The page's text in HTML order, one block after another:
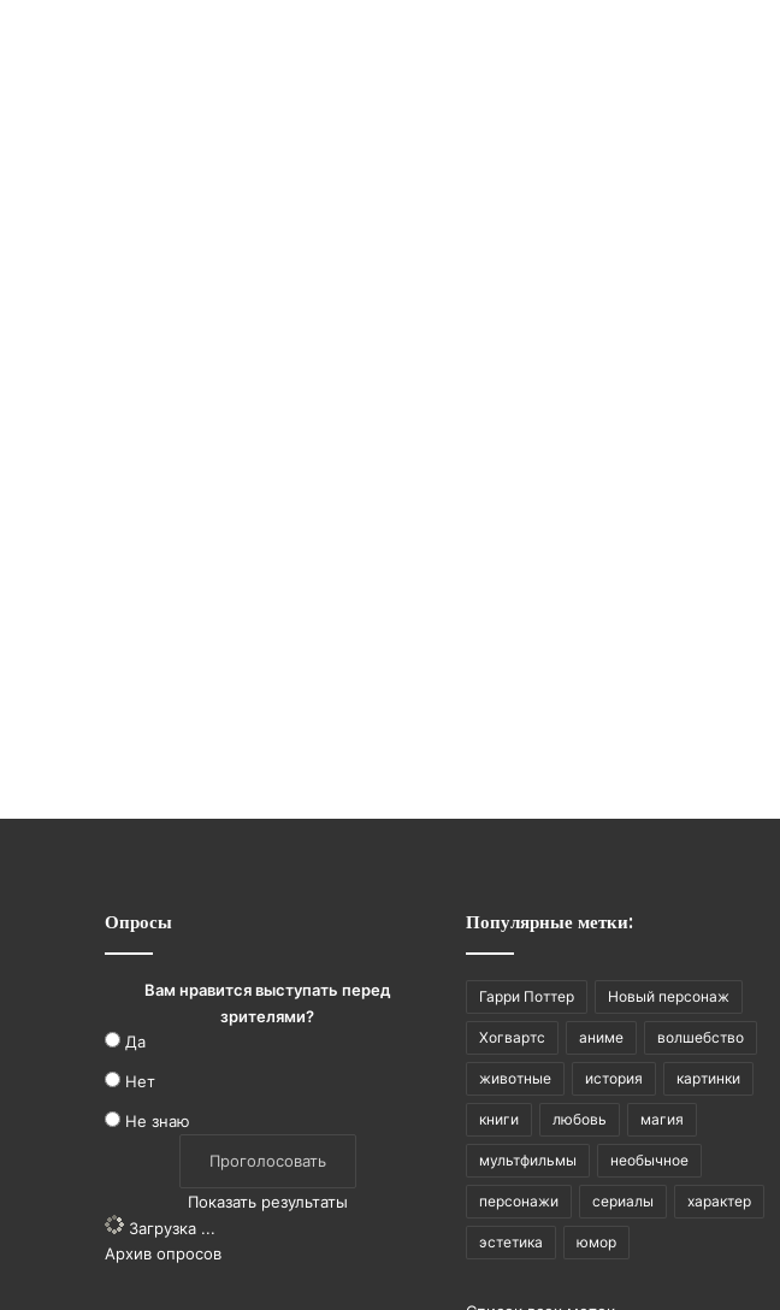
Опросы
Вам нравится выступать перед
зрителями?
Да
Нет
Не знаю
Показать результаты
Загрузка ...
Архив опросов
Популярные метки:
Гарри Поттер Новый персонаж
Хогвартс аниме волшебство
животные история картинки
книги любовь магия
мультфильмы необычное
персонажи сериалы характер
эстетика юмор